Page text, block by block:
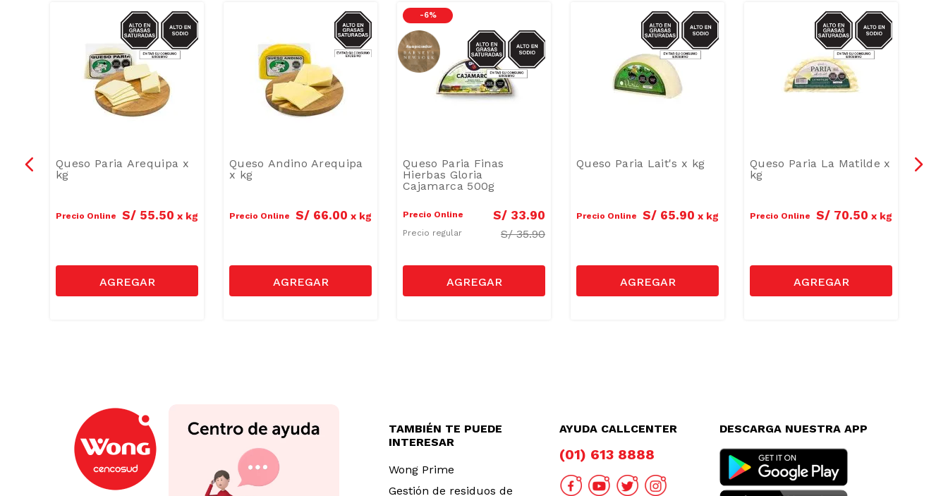
SODIO/GRASAS-
SAT
Queso Paria Arequipa x
kg
Precio Online S/ 55.50 x kg
GRASAS-
SAT
Queso Andino Arequipa
x kg
Precio Online S/ 66.00 x kg
-6 %
SODIO/GRASAS-
SAT
Queso Paria Finas
Hierbas Gloria
Cajamarca 500g
Precio Online S/ 33.90
Precio regular S/35.90
SODIO/GRASAS-
SAT
Queso Paria Lait's x kg
Precio Online S/ 65.90 x kg
SODIO/GRASAS-
SAT
Queso Paria La Matilde x
kg
Precio Online S/ 70.50 x kg
TAMBIÉN TE PUEDE
INTERESAR
Wong Prime
Gestión de residuos de
AYUDA CALLCENTER
(01) 613 8888
DESCARGA NUESTRA APP